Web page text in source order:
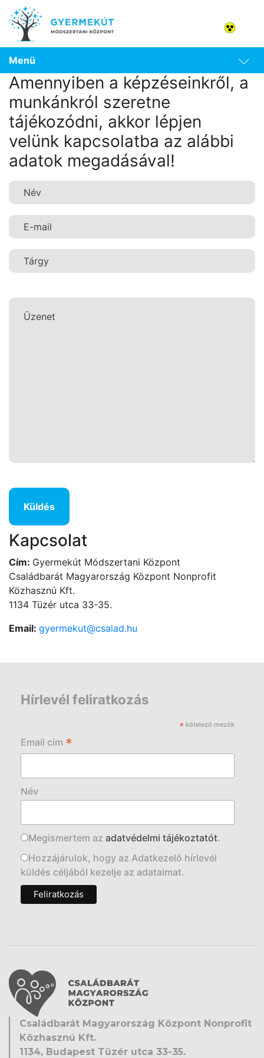
Menü
Amennyiben a képzéseinkről, a
munkánkról szeretne
tájékozódni, akkor lépjen
velünk kapcsolatba az alábbi
adatok megadásával!
Kapcsolat
Cím: Gyermekút Módszertani Központ
Családbarát Magyarország Központ Nonprofit
Közhasznú Kft.
1134 Tüzér utca 33-35.
Email: gyermekut@csalad.hu
Hírlevél feliratkozás
* kötelező mezők
Email cím *
Név
Megismertem az adatvédelmi tájékoztatót.
Hozzájárulok, hogy az Adatkezelő hírlevél
küldés céljából kezelje az adataimat.
Családbarát Magyarország Központ Nonprofit
Közhasznú Kft.
1134, Budapest Tüzér utca 33-35.